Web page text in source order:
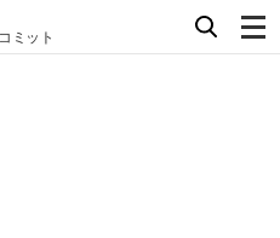
ミット